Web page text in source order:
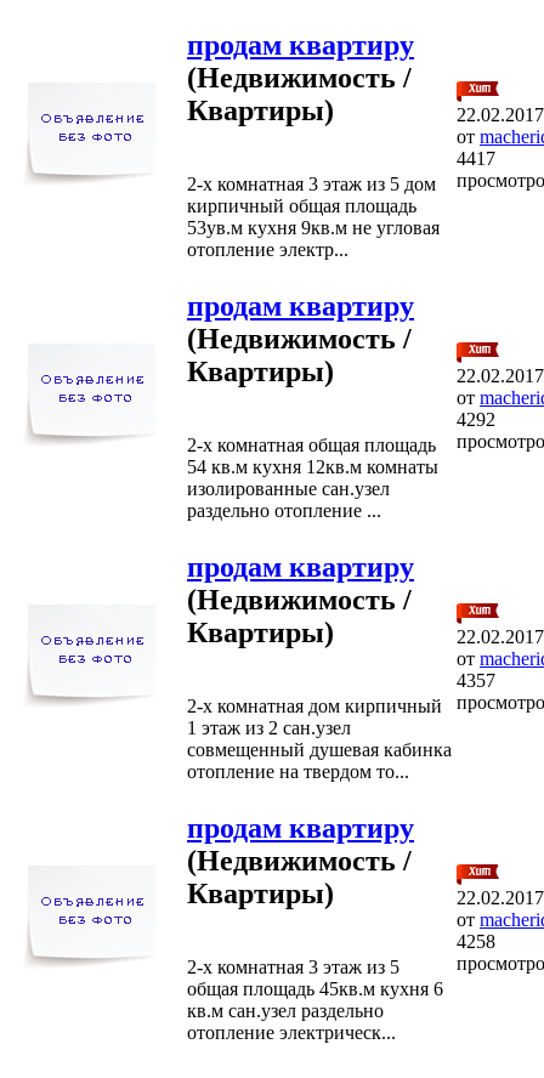
продам квартиру
(Недвижимость /
Квартиры)
2-х комнатная 3 этаж из 5 дом
кирпичный общая площадь
53ув.м кухня 9кв.м не угловая
отопление электр...
22.02.2017
от
4417
продам квартиру
(Недвижимость /
Квартиры)
2-х комнатная общая площадь
54 кв.м кухня 12кв.м комнаты
изолированные сан.узел
раздельно отопление ...
22.02.2017
от
4292
продам квартиру
(Недвижимость /
Квартиры)
2-х комнатная дом кирпичный
1 этаж из 2 сан.узел
совмещенный душевая кабинка
отопление на твердом то...
22.02.2017
от
4357
продам квартиру
(Недвижимость /
Квартиры)
2-х комнатная 3 этаж из 5
общая площадь 45кв.м кухня 6
кв.м сан.узел раздельно
отопление электрическ...
22.02.2017
от
4258